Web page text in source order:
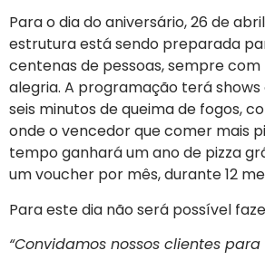
Para o dia do aniversário, 26 de
estrutura está sendo preparada
centenas de pessoas, sempre com
alegria. A programação terá shows
seis minutos de queima de fogos,
onde o vencedor que comer mais
tempo ganhará um ano de pizza
um voucher por mês, durante 12
Para este dia não será possível
“Convidamos nossos clientes